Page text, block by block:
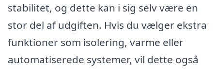
stabilitet, og dette kan i sig selv være en
stor del af udgiften. Hvis du vælger ekstra
funktioner som isolering, varme eller
automatiserede systemer, vil dette også